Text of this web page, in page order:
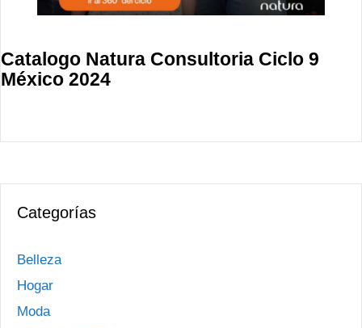
Catalogo Natura Consultoria Ciclo 9
México 2024
Categorías
Belleza
Hogar
Moda